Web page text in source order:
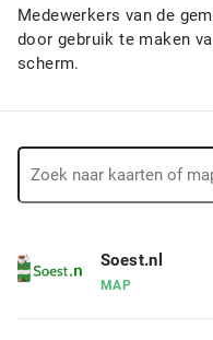
Medewerkers van de
door gebruik te maken
scherm.
Soest.nl
MAP